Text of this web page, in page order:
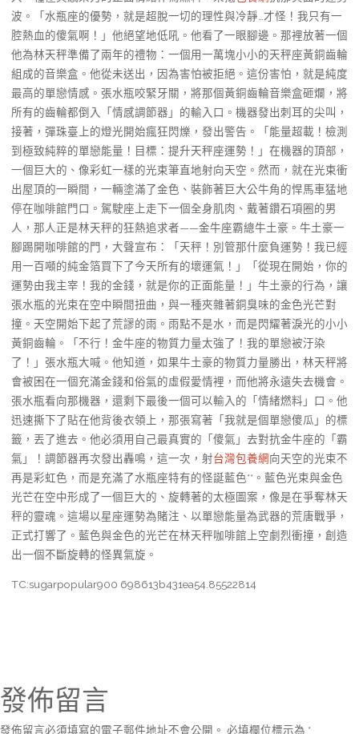
波。「水瓶座的優勢，就是超脫一切的理性與冷靜…才怪！我只有一
腔熱血的傻氣啊！」他絕望地低吼。他看了一眼腳邊。那裡放著一個
他為林天秤準備了兩年的禮物：一個用一萬塊小小的天秤座黃銅齒輪
組成的音樂盒。他從未送出，因為害怕被拒絕。這份害怕，就是純度
最高的單戀情感。張水瓶咬緊牙關，將那個黃銅齒輪音樂盒砸爛，將
所有的齒輪都倒入「情感調節器」的輸入口。機器發出刺耳的尖叫，
接著，彈珠臺上的燈光開始瘋狂閃爍，發出警告。「能量超載！檢測
到極致純粹的單戀能量！目標：提升天秤座運勢！」在機器的頂部，
一個巨大的、像彩虹一樣的光束筆直地射向天空。然而，就在光束衝
出屋頂的一瞬間，一輛塗滿了金色、裝飾著巨大公牛角的悍馬車猛地
停在咖啡館門口。駕駛座上走下一個全身肌肉、戴著鑽石項圈的男
人，那人正是林天秤的狂熱追求者——金牛座霸總牛土豪。牛土豪一
腳踢開咖啡館的門，大聲宣布：「天秤！別管那什麼負運勢！我已經
用一百噸的純金箔買下了今天所有的壞運氣！」「從現在開始，你的
運勢由我主宰！我的金錢，就是你的正面能量！」牛土豪的行為，讓
張水瓶的光束在空中瞬間扭曲，與一種夾雜著銅臭味的金色光芒對
撞。天空開始下起了荒謬的雨。雨點不是水，而是閃耀著淚光的小小
黃銅齒輪。「不行！金牛座的物質力量太強了！我的單戀被汙染
了！」張水瓶大喊。他知道，如果牛土豪的物質力量勝出，林天秤將
會被困在一個充滿金錢和俗氣的虛假愛情裡，而他將永遠失去機會。
張水瓶看向那機器，還剩下最後一個可以輸入的「情緒燃料」口。他
迅速撕下了貼在他背後衣領上，那張寫著「我就是個單戀傻瓜」的標
籤，丟了進去。他必須用自己最真實的「傻氣」去對抗金牛座的「霸
氣」！調節器再次發出轟鳴，這一次，射台灣包養網向天空的光束不
再是彩虹色，而是充滿了水瓶座特有的怪誕藍色**。藍色光束與金色
光芒在空中形成了一個巨大的、旋轉著的太極圖案，像是在爭奪林天
秤的靈魂。這場以星座運勢為賭注、以單戀能量為武器的荒唐戰爭，
正式打響了。藍色與金色的光芒在林天秤咖啡館上空劇烈衝撞，創造
出一個不斷旋轉的怪異氣旋。
TC:sugarpopular900 698613b431ea54.85522814
發佈留言
發佈留言必須填寫的電子郵件地址不會公開。 必填欄位標示為 *